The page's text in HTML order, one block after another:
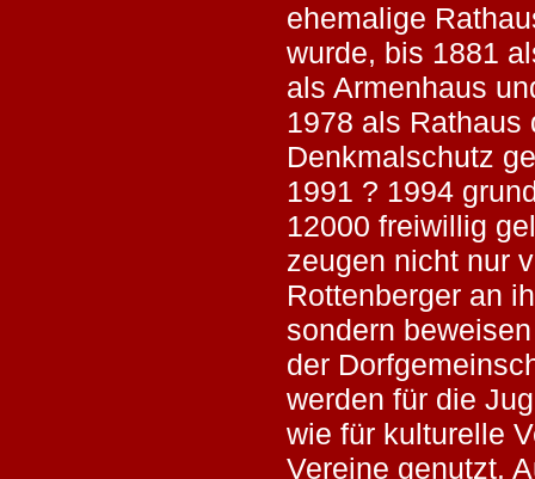
ehemalige
wurde, bis 1881
als Armenhaus
1978 als Rathaus
Denkmalschutz
1991 ? 1994
12000 freiwillig
zeugen nicht nur
Rottenberger an
sondern
der
werden für die
wie für kulturelle
Vereine genutzt.